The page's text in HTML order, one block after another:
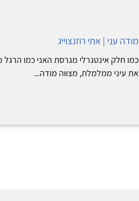
מודה עני | אתי רוזנצוייג
כמו חלק אינטגרלי מגרסת האני כמו הרגל
את עיני ממלמלת, מצווה מודה...